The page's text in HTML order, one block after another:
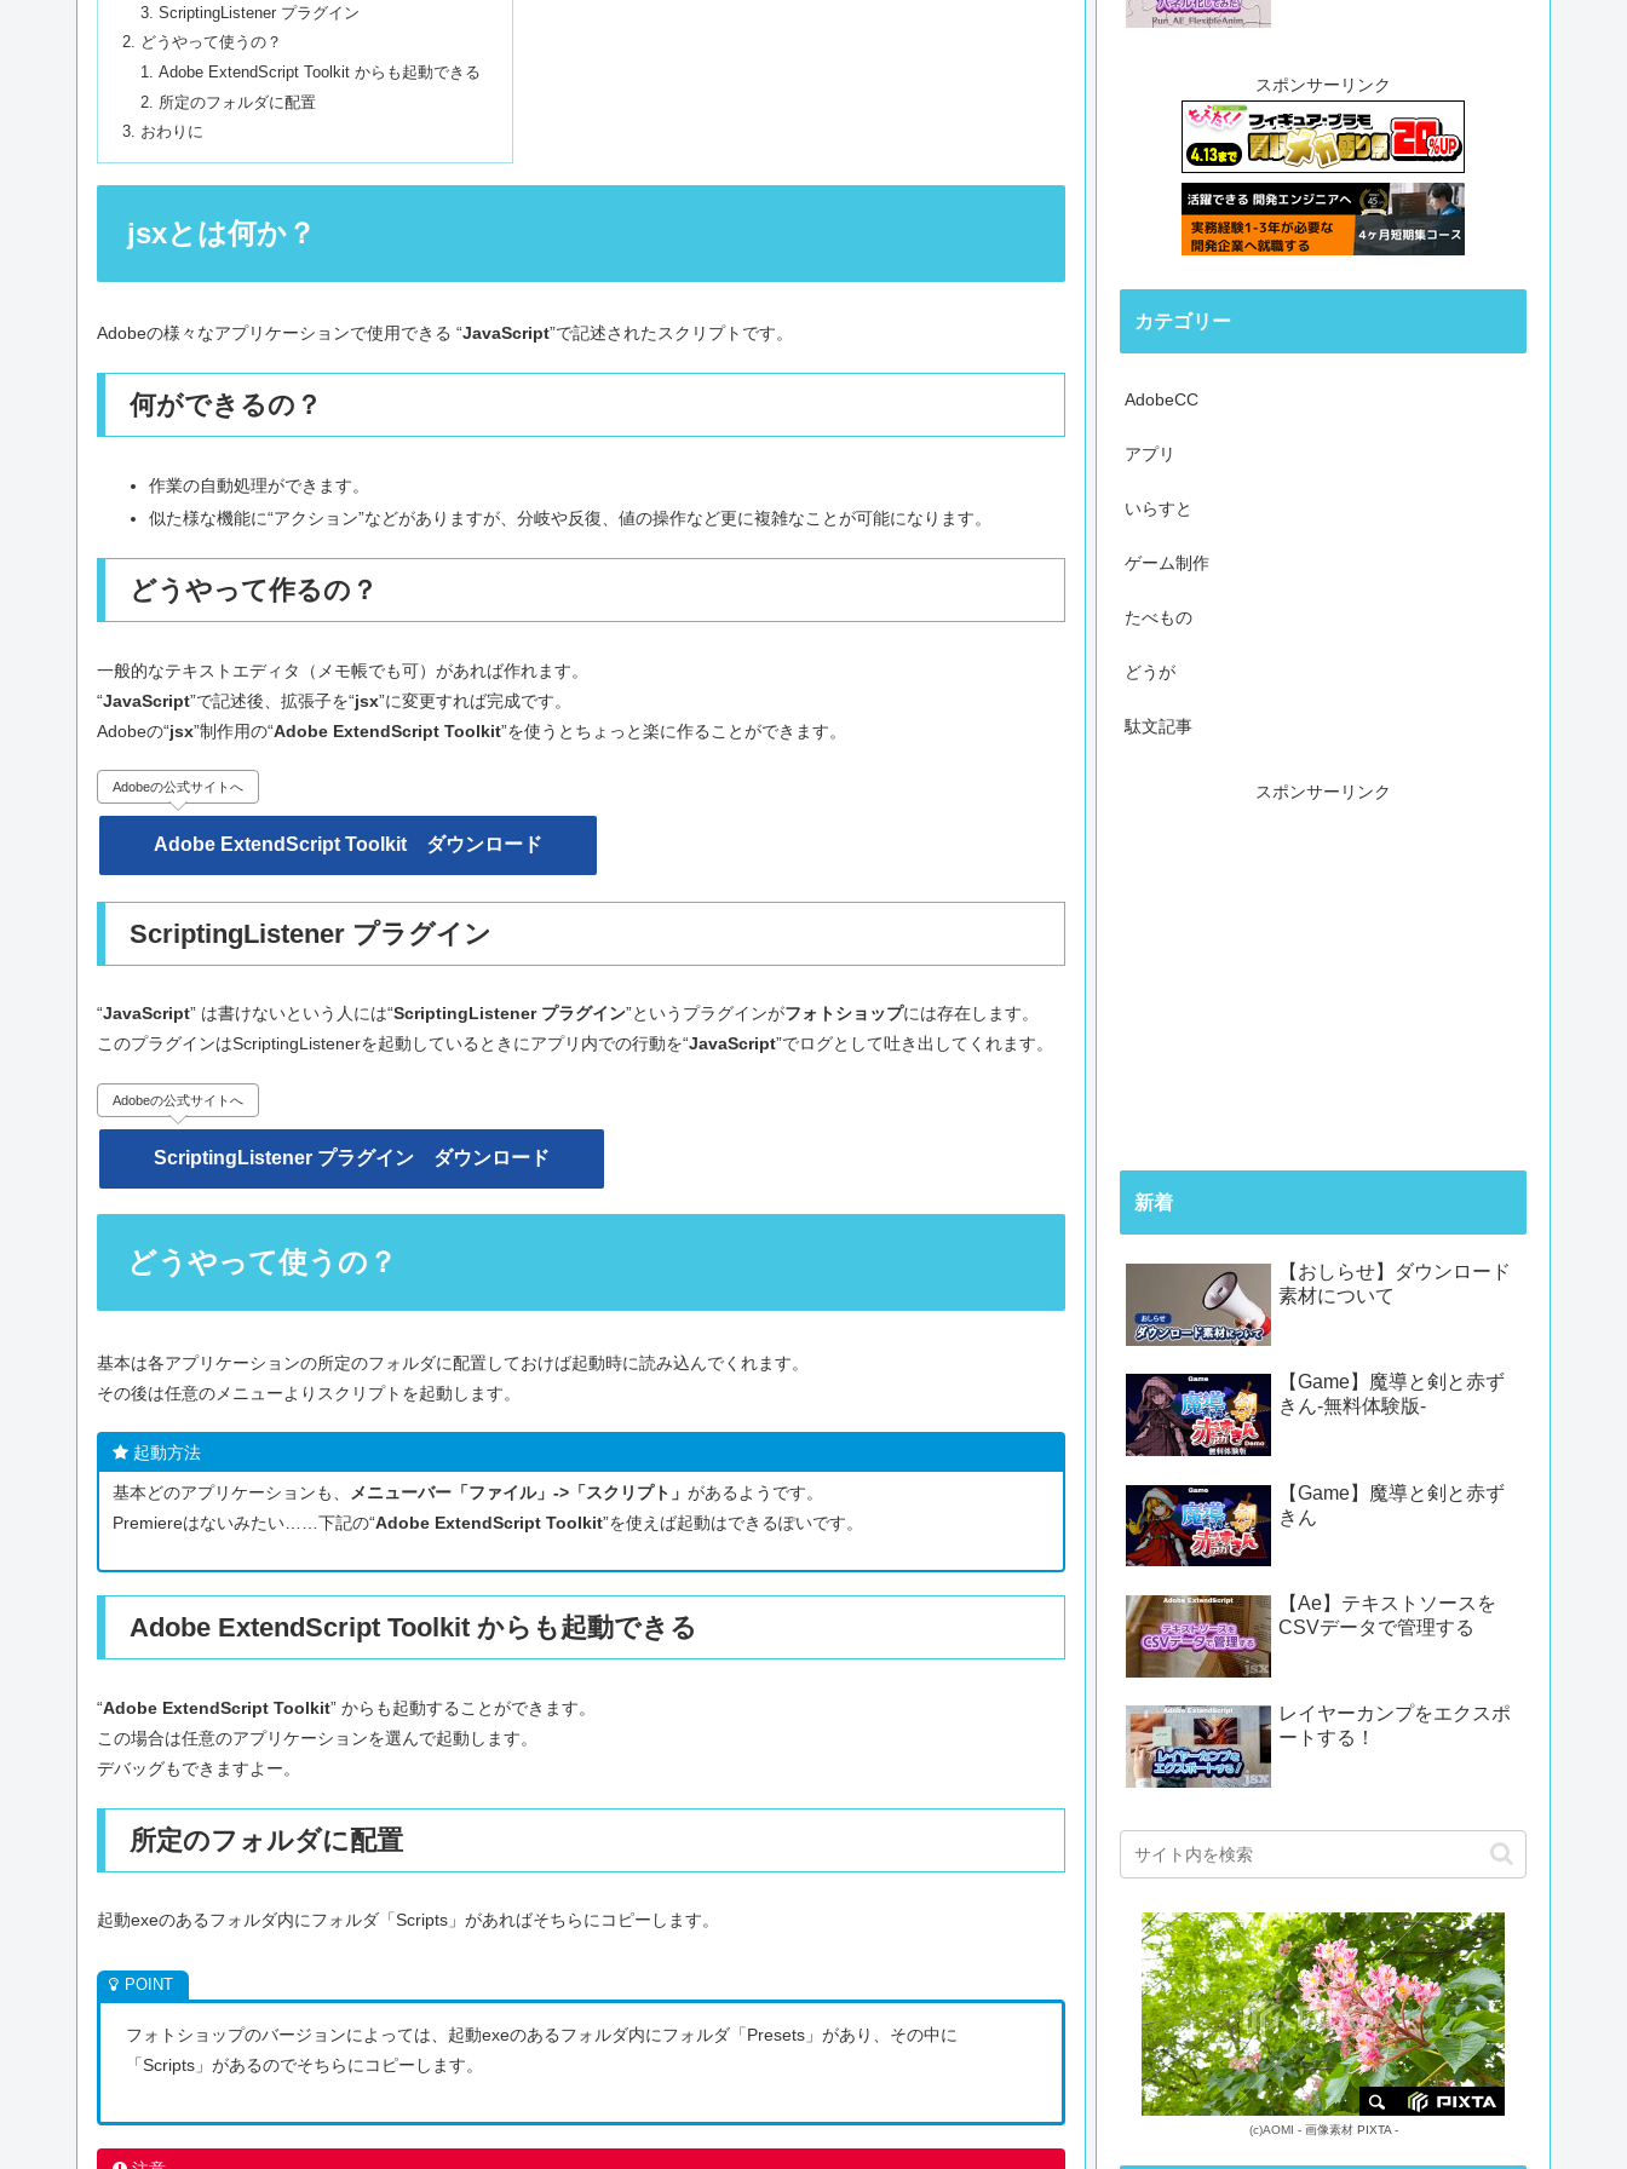
ScriptingListener プラグイン
どうやって使うの？
Adobe ExtendScript Toolkit からも起動できる
所定のフォルダに配置
おわりに
jsxとは何か？
Adobeの様々なアプリケーションで使用できる “JavaScript”で記述されたスクリプトです。
何ができるの？
作業の自動処理ができます。
似た様な機能に“アクション”などがありますが、分岐や反復、値の操作など更に複雑なことが可能になります。
どうやって作るの？
一般的なテキストエディタ（メモ帳でも可）があれば作れます。
“JavaScript”で記述後、拡張子を“jsx”に変更すれば完成です。
Adobeの“jsx”制作用の“Adobe ExtendScript Toolkit”を使うとちょっと楽に作ることができます。
Adobeの公式サイトへ
Adobe ExtendScript Toolkit ダウンロード
ScriptingListener プラグイン
“JavaScript” は書けないという人には“ScriptingListener プラグイン”というプラグインがフォトショップには存在します。
このプラグインはScriptingListenerを起動しているときにアプリ内での行動を“JavaScript”でログとして吐き出してくれます。
Adobeの公式サイトへ
ScriptingListener プラグイン ダウンロード
どうやって使うの？
基本は各アプリケーションの所定のフォルダに配置しておけば起動時に読み込んでくれます。
その後は任意のメニューよりスクリプトを起動します。
起動方法
基本どのアプリケーションも、 メニューバー「ファイル」->「スクリプト」があるようです。
Premiereはないみたい……下記の“Adobe ExtendScript Toolkit”を使えば起動はできるぽいです。
Adobe ExtendScript Toolkit からも起動できる
“Adobe ExtendScript Toolkit” からも起動することができます。
この場合は任意のアプリケーションを選んで起動します。
デバッグもできますよー。
所定のフォルダに配置
起動exeのあるフォルダ内にフォルダ「Scripts」があればそちらにコピーします。
フォトショップのバージョンによっては、起動exeのあるフォルダ内にフォルダ「Presets」があり、その中に
「Scripts」があるのでそちらにコピーします。
スポンサーリンク
カテゴリー
AdobeCC
アプリ
いらすと
ゲーム制作
たべもの
どうが
駄文記事
スポンサーリンク
新着
【おしらせ】ダウンロード
素材について
【Game】魔導と剣と赤ず
きん-無料体験版-
【Game】魔導と剣と赤ず
きん
【Ae】テキストソースを
CSVデータで管理する
レイヤーカンプをエクスポ
ートする！
(c)AOMI - 画像素材PIXTA -